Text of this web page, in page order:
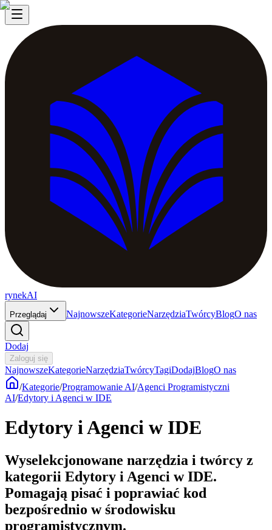
rynekAI
Przeglądaj NajnowszeKategorieNarzędziaTwórcyBlogO nas
Dodaj
Zaloguj się
NajnowszeKategorieNarzędziaTwórcyTagiDodajBlogO nas
/Kategorie/Programowanie AI/Agenci Programistyczni
AI/Edytory i Agenci w IDE
Edytory i Agenci w IDE
Wyselekcjonowane narzędzia i twórcy z
kategorii Edytory i Agenci w IDE.
Pomagają pisać i poprawiać kod
bezpośrednio w środowisku
programistycznym.